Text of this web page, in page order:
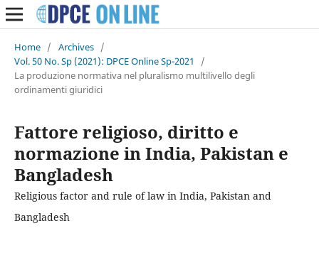
Home / Archives /
Vol. 50 No. Sp (2021): DPCE Online Sp-2021
/
La produzione normativa nel pluralismo multilivello degli
ordinamenti giuridici
Fattore religioso, diritto e
normazione in India, Pakistan e
Bangladesh
Religious factor and rule of law in India, Pakistan and
Bangladesh